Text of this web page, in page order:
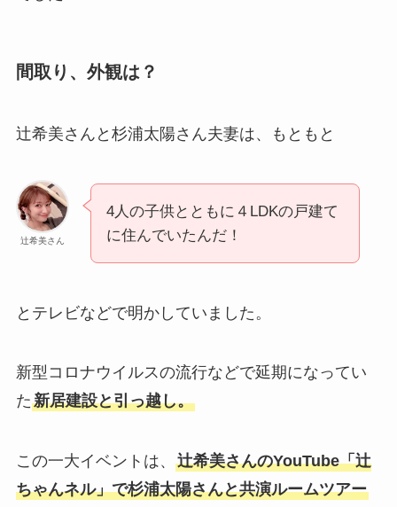
間取り、外観は？
辻希美さんと杉浦太陽さん夫妻は、もともと
辻希美さん
4人の子供とともに４LDKの戸建て
に住んでいたんだ！
とテレビなどで明かしていました。
新型コロナウイルスの流行などで延期になってい
た新居建設と引っ越し。
この一大イベントは、 辻希美さんのYouTube「辻
ちゃんネル」で杉浦太陽さんと共演ルームツアー